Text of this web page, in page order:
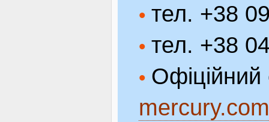
• тел. +38
• тел. +38
•